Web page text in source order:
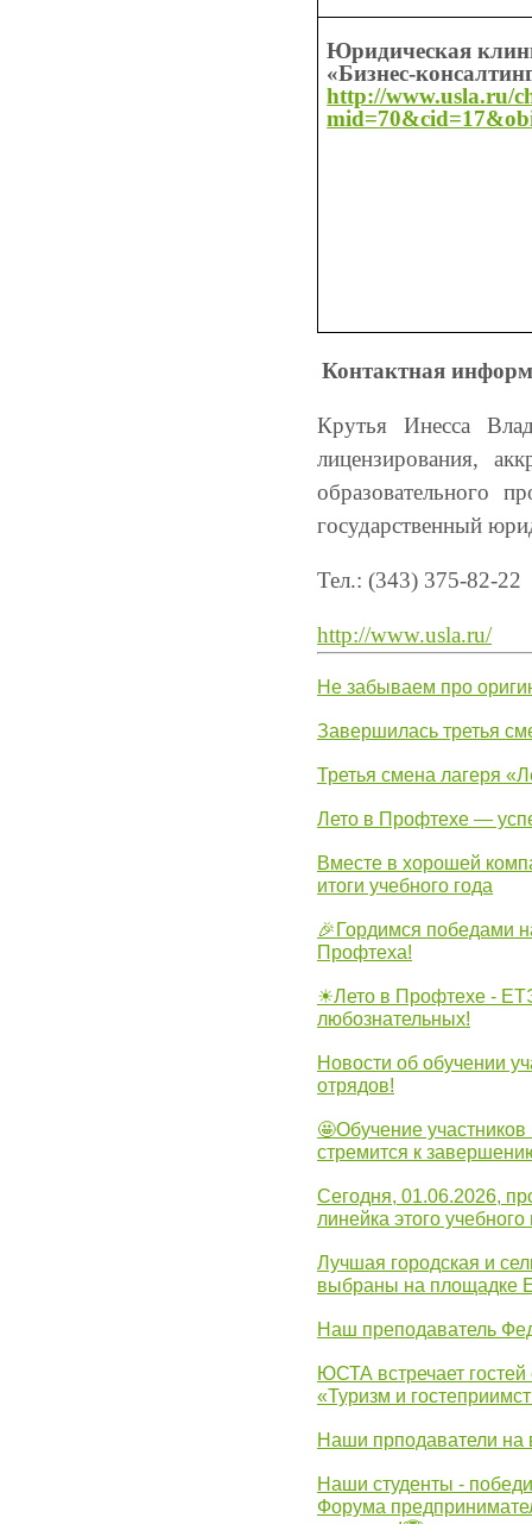
Юридическая
«Бизнес-
http://www.usla.ru/
Контактная
Крутья Инесса
лицензирования,
образовательного
государственный
Тел.: (343) 375-82-22
http://www.usla.ru/
Не забываем про
Завершилась третья
Третья смена лагеря
Лето в Профтехе —
Вместе в хорошей
итоги учебного года
🎉Гордимся победами
Профтеха!
☀Лето в Профтехе -
любознательных!
Новости об обучении
отрядов!
🤩Обучение участников
стремится к
Сегодня, 01.06.2026,
линейка этого учебного
Лучшая городская и
выбраны на площадке
Наш преподаватель
ЮСТА встречает гостей
«Туризм и
Наши прподаватели
Наши студенты -
Форума